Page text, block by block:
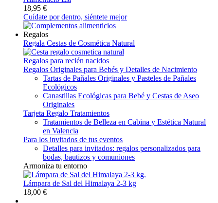
18,95 €
Cuídate por dentro, siéntete mejor
Regalos
Regala Cestas de Cosmética Natural
Regalos para recién nacidos
Regalos Originales para Bebés y Detalles de Nacimiento
Tartas de Pañales Originales y Pasteles de Pañales
Ecológicos
Canastillas Ecológicas para Bebé y Cestas de Aseo
Originales
Tarjeta Regalo Tratamientos
Tratamientos de Belleza en Cabina y Estética Natural
en Valencia
Para los invitados de tus eventos
Detalles para invitados: regalos personalizados para
bodas, bautizos y comuniones
Armoniza tu entorno
Lámpara de Sal del Himalaya 2-3 kg
18,00 €